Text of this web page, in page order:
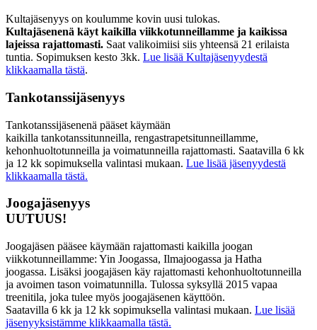
Kultajäsenyys on koulumme kovin uusi tulokas.
Kultajäsenenä käyt kaikilla viikkotunneillamme ja kaikissa
lajeissa rajattomasti. Saat valikoimiisi siis yhteensä 21 erilaista
tuntia. Sopimuksen kesto 3kk. Lue lisää Kultajäsenyydestä
klikkaamalla tästä.
Tankotanssijäsenyys
Tankotanssijäsenenä pääset käymään
kaikilla tankotanssitunneilla, rengastrapetsitunneillamme,
kehonhuoltotunneilla ja voimatunneilla rajattomasti. Saatavilla 6 kk
ja 12 kk sopimuksella valintasi mukaan. Lue lisää jäsenyydestä
klikkaamalla tästä.
Joogajäsenyys
UUTUUS!
Joogajäsen pääsee käymään rajattomasti kaikilla joogan
viikkotunneillamme: Yin Joogassa, Ilmajoogassa ja Hatha
joogassa. Lisäksi joogajäsen käy rajattomasti kehonhuoltotunneilla
ja avoimen tason voimatunnilla. Tulossa syksyllä 2015 vapaa
treenitila, joka tulee myös joogajäsenen käyttöön.
Saatavilla 6 kk ja 12 kk sopimuksella valintasi mukaan. Lue lisää
jäsenyyksistämme klikkaamalla tästä.